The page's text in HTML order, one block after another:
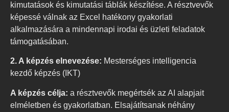
kimutatások és kimutatási táblák készítése. A résztvevők
képessé válnak az Excel hatékony gyakorlati
alkalmazására a mindennapi irodai és üzleti feladatok
támogatásában.
2. A képzés elnevezése: Mesterséges intelligencia
kezdő képzés (IKT)
A képzés célja: a résztvevők megértsék az AI alapjait
elméletben és gyakorlatban. Elsajátítsanak néhány